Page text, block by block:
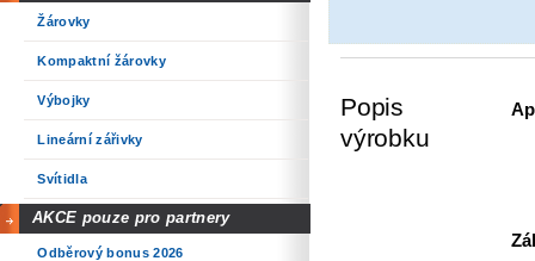
Žárovky
Kompaktní žárovky
Výbojky
Lineární zářivky
Svítidla
AKCE pouze pro partnery
Odběrový bonus 2026
Popis
výrobku